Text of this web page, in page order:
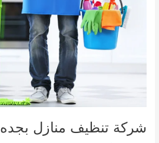
0509502498
شركة تنظيف منازل بجده 0509502498